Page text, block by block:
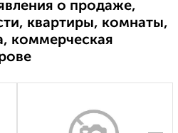
о продаже,
квартиры, комнаты,
коммерческая